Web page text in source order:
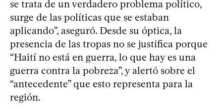
se trata de un verdadero problema político,
surge de las políticas que se estaban
aplicando”, aseguró. Desde su óptica, la
presencia de las tropas no se justifica porque
“Haití no está en guerra, lo que hay es una
guerra contra la pobreza”, y alertó sobre el
“antecedente” que esto representa para la
región.